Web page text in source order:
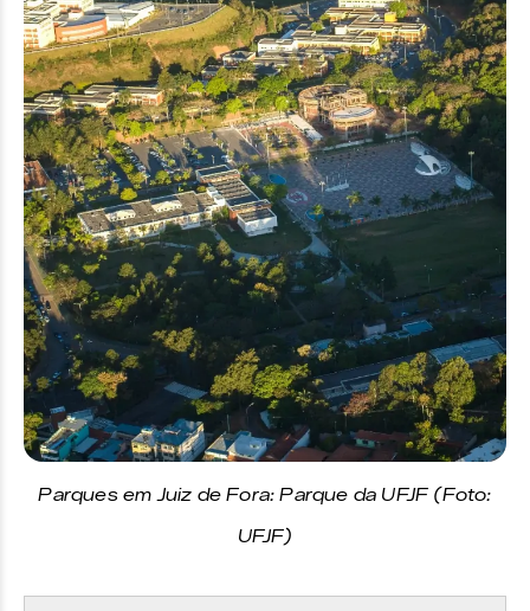
Parques em Juiz de Fora: Parque da UFJF (Foto:
UFJF)